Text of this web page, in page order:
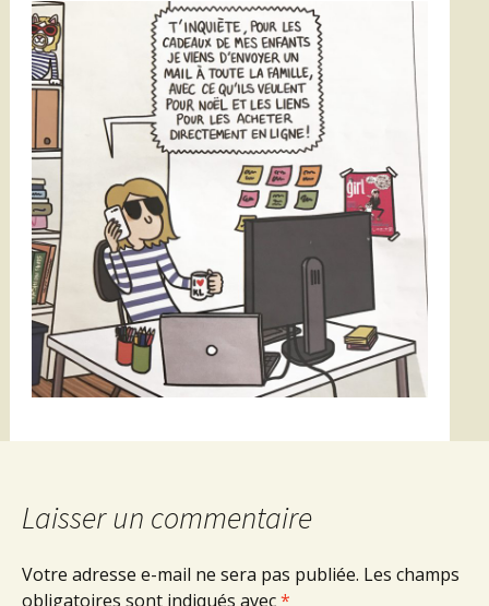
Laisser un commentaire
Votre adresse e-mail ne sera pas publiée. Les champs
obligatoires sont indiqués avec*